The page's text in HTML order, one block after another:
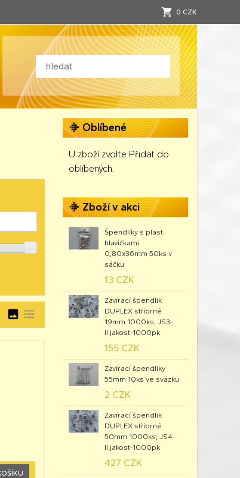
0 CZK
image format_list_bulleted
Oblíbené
U zboží zvolte Přidat do
oblíbených.
Zboží v akci
Špendlíky s plast.
hlavičkami
0,80x36mm 50ks v
sáčku
13 CZK
Zavírací špendlík
DUPLEX stříbrné
19mm 1000ks; JS3-
II.jakost-1000pk
155 CZK
Zavírací špendlíky
55mm 10ks ve svazku
2 CZK
Zavírací špendlík
DUPLEX stříbrné
50mm 1000ks; JS4-
II.jakost-1000pk
427 CZK